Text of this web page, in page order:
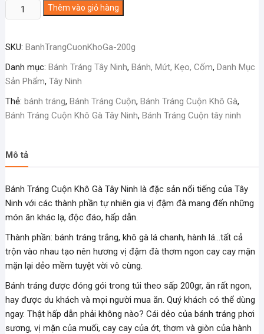
Bánh
Tráng
Khô
Gà
Tây
số
lượng
Thêm vào giỏ hàng
SKU: BanhTrangCuonKhoGa-200g
Danh mục: Bánh Tráng Tây Ninh, Bánh, Mứt, Kẹo, Cốm, Danh Mục
Sản Phẩm, Tây Ninh
Thẻ: bánh tráng, Bánh Tráng Cuộn, Bánh Tráng Cuộn Khô Gà,
Bánh Tráng Cuộn Khô Gà Tây Ninh, Bánh Tráng Cuộn tây ninh
Mô tả
Bánh Tráng Cuộn Khô Gà Tây Ninh là đặc sản nổi tiếng của Tây
Ninh với các thành phần tự nhiên gia vị đậm đà mang đến những
món ăn khác lạ, độc đáo, hấp dẫn.
Thành phần: bánh tráng trắng, khô gà lá chanh, hành lá…tất cả
trộn vào nhau tạo nên hương vị đậm đà thơm ngon cay cay mặn
mặn lại dẻo mềm tuyệt vời vô cùng.
Bánh tráng được đóng gói trong túi theo sấp 200gr, ăn rất ngon,
hay được du khách và mọi người mua ăn. Quý khách có thể dùng
ngay. Thật hấp dẫn phải không nào? Cái dẻo của bánh tráng phơi
sương, vị mặn của muối, cay cay của ớt, thơm và giòn của hành